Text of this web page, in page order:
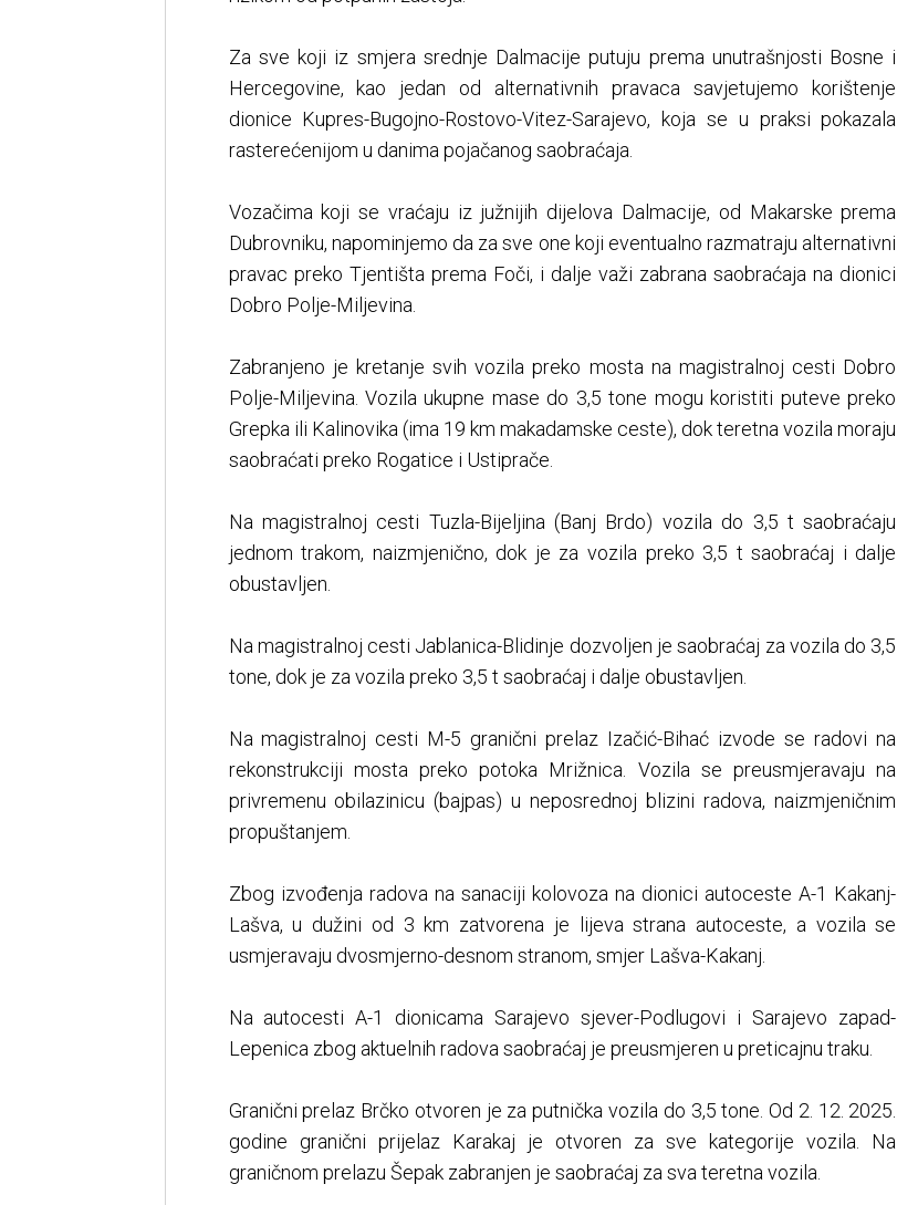
Za sve koji iz smjera srednje Dalmacije putuju prema unutrašnjosti Bosne i
Hercegovine, kao jedan od alternativnih pravaca savjetujemo korištenje
dionice Kupres-Bugojno-Rostovo-Vitez-Sarajevo, koja se u praksi pokazala
rasterećenijom u danima pojačanog saobraćaja.
Vozačima koji se vraćaju iz južnijih dijelova Dalmacije, od Makarske prema
Dubrovniku, napominjemo da za sve one koji eventualno razmatraju alternativni
pravac preko Tjentišta prema Foči, i dalje važi zabrana saobraćaja na dionici
Dobro Polje-Miljevina.
Zabranjeno je kretanje svih vozila preko mosta na magistralnoj cesti Dobro
Polje-Miljevina. Vozila ukupne mase do 3,5 tone mogu koristiti puteve preko
Grepka ili Kalinovika (ima 19 km makadamske ceste), dok teretna vozila moraju
saobraćati preko Rogatice i Ustiprače.
Na magistralnoj cesti Tuzla-Bijeljina (Banj Brdo) vozila do 3,5 t saobraćaju
jednom trakom, naizmjenično, dok je za vozila preko 3,5 t saobraćaj i dalje
obustavljen.
Na magistralnoj cesti Jablanica-Blidinje dozvoljen je saobraćaj za vozila do 3,5
tone, dok je za vozila preko 3,5 t saobraćaj i dalje obustavljen.
Na magistralnoj cesti M-5 granični prelaz Izačić-Bihać izvode se radovi na
rekonstrukciji mosta preko potoka Mrižnica. Vozila se preusmjeravaju na
privremenu obilazinicu (bajpas) u neposrednoj blizini radova, naizmjeničnim
propuštanjem.
Zbog izvođenja radova na sanaciji kolovoza na dionici autoceste A-1 Kakanj-
Lašva, u dužini od 3 km zatvorena je lijeva strana autoceste, a vozila se
usmjeravaju dvosmjerno-desnom stranom, smjer Lašva-Kakanj.
Na autocesti A-1 dionicama Sarajevo sjever-Podlugovi i Sarajevo zapad-
Lepenica zbog aktuelnih radova saobraćaj je preusmjeren u preticajnu traku.
Granični prelaz Brčko otvoren je za putnička vozila do 3,5 tone. Od 2. 12. 2025.
godine granični prijelaz Karakaj je otvoren za sve kategorije vozila. Na
graničnom prelazu Šepak zabranjen je saobraćaj za sva teretna vozila.